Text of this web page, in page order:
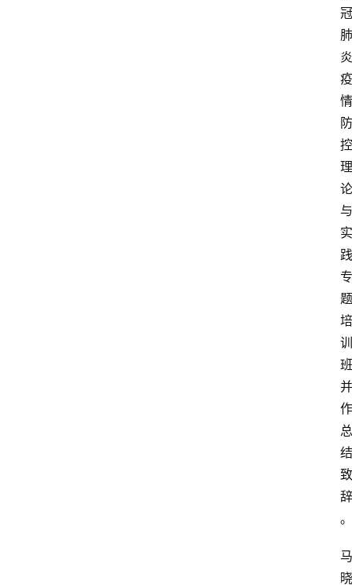
冠
肺
炎
疫
情
防
控
理
论
与
实
践
专
题
培
训
班
并
作
总
结
致
辞
。
马
晓